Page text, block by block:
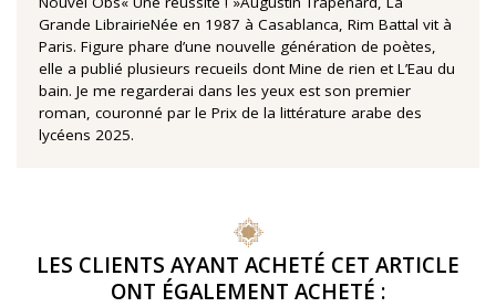
Grande LibrairieNée en 1987 à Casablanca, Rim Battal vit à
Paris. Figure phare d’une nouvelle génération de poètes,
elle a publié plusieurs recueils dont Mine de rien et L’Eau du
bain. Je me regarderai dans les yeux est son premier
roman, couronné par le Prix de la littérature arabe des
lycéens 2025.
LES CLIENTS AYANT ACHETÉ CET ARTICLE
ONT ÉGALEMENT ACHETÉ :